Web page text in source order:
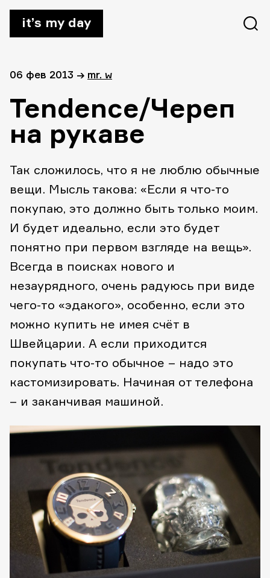
it’s my day
06 фев 2013 → mr. w
Tendence/Череп
на рукаве
Так сложилось, что я не люблю обычные
вещи. Мысль такова: «Если я что-то
покупаю, это должно быть только моим.
И будет идеально, если это будет
понятно при первом взгляде на вещь».
Всегда в поисках нового и
незаурядного, очень радуюсь при виде
чего-то «эдакого», особенно, если это
можно купить не имея счёт в
Швейцарии. А если приходится
покупать что-то обычное – надо это
кастомизировать. Начиная от телефона
– и заканчивая машиной.